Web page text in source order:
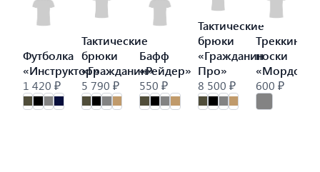
Футболка
«Инструктор»
1 420 ₽
Тактические
брюки
«Гражданин»
5 790 ₽
Бафф
«Рейдер»
550 ₽
Тактические
брюки
«Гражданин
Про»
8 500 ₽
носки
«Мордор»
600 ₽